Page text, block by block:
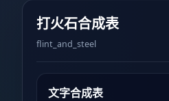
打火石合成表
flint_and_steel
文字合成表